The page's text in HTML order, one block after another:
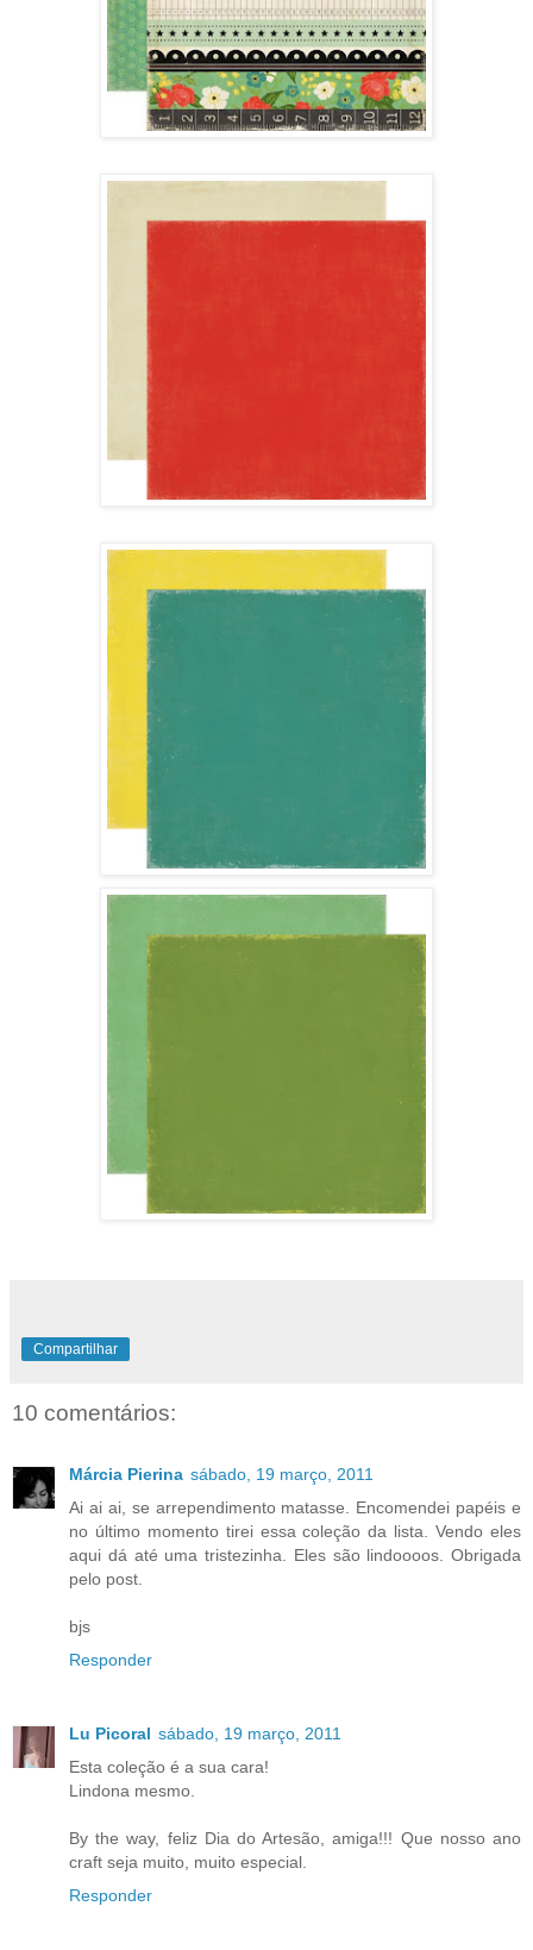
Compartilhar
10 comentários:
Márcia Pierina sábado, 19 março, 2011
Ai ai ai, se arrependimento matasse. Encomendei papéis e
no último momento tirei essa coleção da lista. Vendo eles
aqui dá até uma tristezinha. Eles são lindoooos. Obrigada
pelo post.
bjs
Responder
Lu Picoral sábado, 19 março, 2011
Esta coleção é a sua cara!
Lindona mesmo.
By the way, feliz Dia do Artesão, amiga!!! Que nosso ano
craft seja muito, muito especial.
Responder